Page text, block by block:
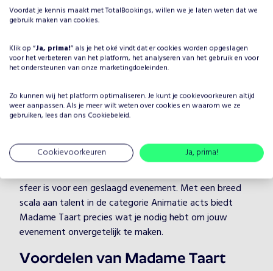
Waarom Madame Taart boeken
Het plannen van een evenement brengt veel keuzes met
zich mee, maar één ding is zeker: je wilt dat het
boeken, kies je voor een professionele artiest in de
categorie Animatie acts, die je evenement naar een
ervaring en weet hoe hij/zij jouw gasten kan boeien en
vermaken, ongeacht de setting.
sfeer is voor een geslaagd evenement. Met een breed
scala aan talent in de categorie Animatie acts biedt
Madame Taart precies wat je nodig hebt om jouw
evenement onvergetelijk te maken.
Voordelen van Madame Taart
Voordat je kennis maakt met TotalBookings, willen we je laten weten dat we
gebruik maken van cookies.
Klik op “Ja, prima!” als je het oké vindt dat er cookies worden opgeslagen
voor het verbeteren van het platform, het analyseren van het gebruik en voor
het ondersteunen van onze marketingdoeleinden.
Zo kunnen wij het platform optimaliseren. Je kunt je cookievoorkeuren altijd
weer aanpassen. Als je meer wilt weten over cookies en waarom we ze
gebruiken, lees dan ons Cookiebeleid.
Cookievoorkeuren Ja, prima!